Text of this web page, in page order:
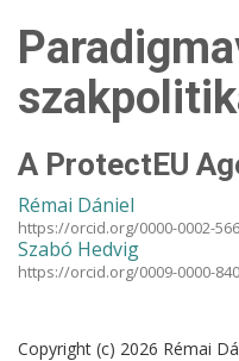
A ProtectEU
Rémai Dániel
https://orcid.org/0000-0002-
Szabó Hedvig
https://orcid.org/0009-0000-
Copyright (c) 2026 Rémai